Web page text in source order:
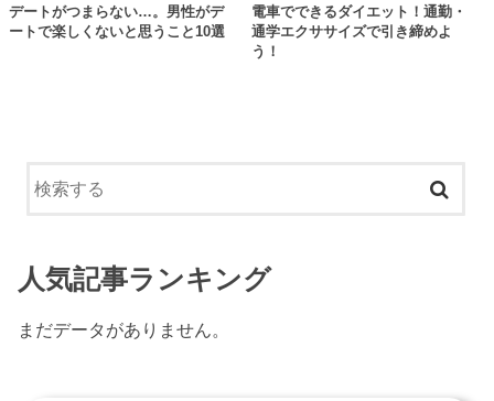
デートがつまらない…。男性がデ
ートで楽しくないと思うこと10選
電車でできるダイエット！通勤・
通学エクササイズで引き締めよ
う！
人気記事ランキング
まだデータがありません。